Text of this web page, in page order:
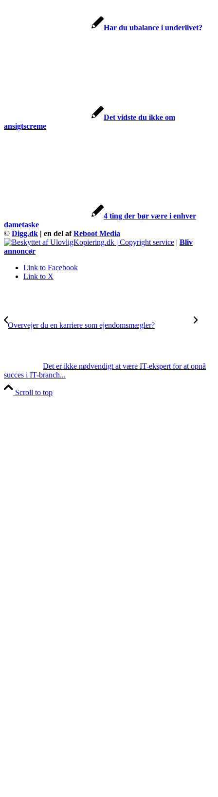
Har du ubalance i underlivet?
Det vidste du ikke om
ansigtscreme
4 ting der bør være i enhver
dametaske
© Digg.dk | en del afReboot Media
| Bliv
annoncør
Link to Facebook
Link to X
Overvejer du en karriere som ejendomsmægler?
Det er ikke nødvendigt at være IT-ekspert for at opnå
succes i IT-branch...
Scroll to top